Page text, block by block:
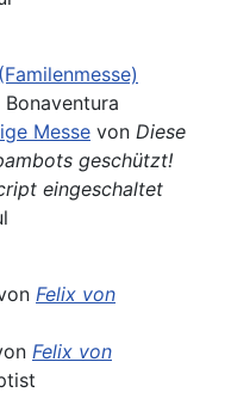
Messe von Diese
geschützt!
eingeschaltet
Felix von
Felix von